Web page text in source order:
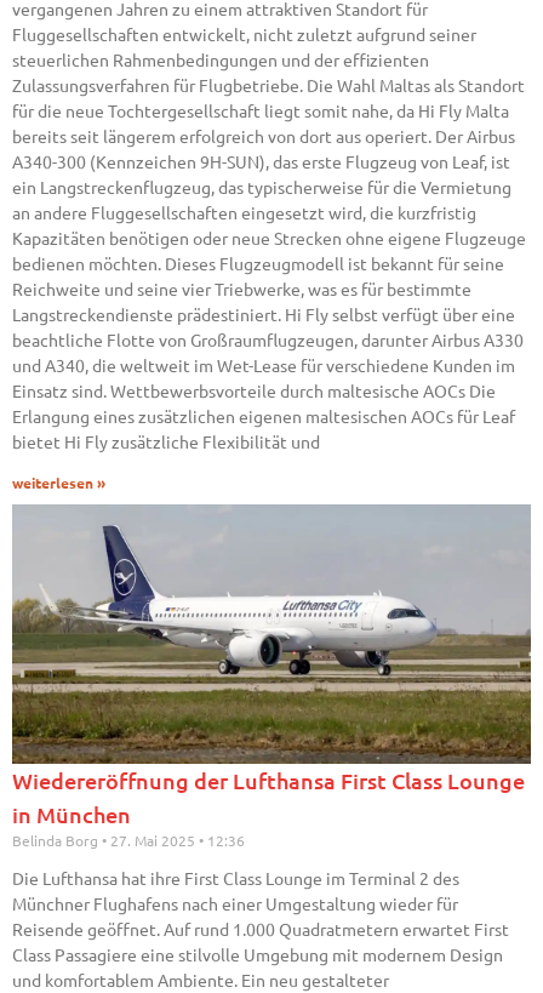
vergangenen Jahren zu einem attraktiven Standort für
Fluggesellschaften entwickelt, nicht zuletzt aufgrund seiner
steuerlichen Rahmenbedingungen und der effizienten
Zulassungsverfahren für Flugbetriebe. Die Wahl Maltas als Standort
für die neue Tochtergesellschaft liegt somit nahe, da Hi Fly Malta
bereits seit längerem erfolgreich von dort aus operiert. Der Airbus
A340-300 (Kennzeichen 9H-SUN), das erste Flugzeug von Leaf, ist
ein Langstreckenflugzeug, das typischerweise für die Vermietung
an andere Fluggesellschaften eingesetzt wird, die kurzfristig
Kapazitäten benötigen oder neue Strecken ohne eigene Flugzeuge
bedienen möchten. Dieses Flugzeugmodell ist bekannt für seine
Reichweite und seine vier Triebwerke, was es für bestimmte
Langstreckendienste prädestiniert. Hi Fly selbst verfügt über eine
beachtliche Flotte von Großraumflugzeugen, darunter Airbus A330
und A340, die weltweit im Wet-Lease für verschiedene Kunden im
Einsatz sind. Wettbewerbsvorteile durch maltesische AOCs Die
Erlangung eines zusätzlichen eigenen maltesischen AOCs für Leaf
bietet Hi Fly zusätzliche Flexibilität und
weiterlesen »
Wiedereröffnung der Lufthansa First Class Lounge
in München
Belinda Borg 27. Mai 2025 12:36
Die Lufthansa hat ihre First Class Lounge im Terminal 2 des
Münchner Flughafens nach einer Umgestaltung wieder für
Reisende geöffnet. Auf rund 1.000 Quadratmetern erwartet First
Class Passagiere eine stilvolle Umgebung mit modernem Design
und komfortablem Ambiente. Ein neu gestalteter